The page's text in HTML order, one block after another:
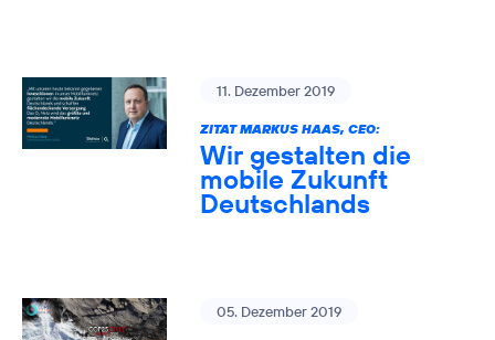
11. Dezember 2019
ZITAT MARKUS HAAS, CEO:
Wir gestalten die
mobile Zukunft
Deutschlands
05. Dezember 2019